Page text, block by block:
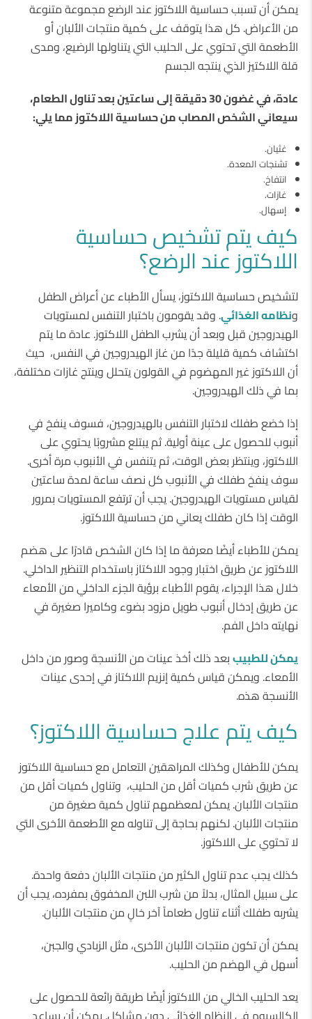
يمكن أن تسبب حساسية اللاكتوز عند الرضع مجموعة متنوعة
من الأعراض. كل هذا يتوقف على كمية منتجات الألبان أو
الأطعمة التي تحتوي على الحليب التي يتناولها الرضيع، ومدى
قلة اللاكتيز الذي ينتجه الجسم
عادة، في غضون 30 دقيقة إلى ساعتين بعد تناول الطعام،
سيعاني الشخص المصاب من حساسية اللاكتوز مما يلي:
غثيان.
تشنجات المعدة.
انتفاخ.
غازات.
إسهال.
كيف يتم تشخيص حساسية
اللاكتوز عند الرضع؟
لتشخيص حساسية اللاكتوز، يسأل الأطباء عن أعراض الطفل
ونظامه الغذائي. وقد يقومون باختبار التنفس لمستويات
الهيدروجين قبل وبعد أن يشرب الطفل اللاكتوز. عادة ما يتم
اكتشاف كمية قليلة جدًا من غاز الهيدروجين في النفس، حيث
أن اللاكتوز غير المهضوم في القولون يتحلل وينتج غازات مختلفة،
بما في ذلك الهيدروجين.
إذا خضع طفلك لاختبار التنفس بالهيدروجين، فسوف ينفخ في
أنبوب للحصول على عينة أولية. ثم يبتلع مشروبًا يحتوي على
اللاكتوز، وينتظر بعض الوقت، ثم يتنفس في الأنبوب مرة أخرى.
سوف ينفخ طفلك في الأنبوب كل نصف ساعة لمدة ساعتين
لقياس مستويات الهيدروجين. يجب أن ترتفع المستويات بمرور
الوقت إذا كان طفلك يعاني من حساسية اللاكتوز.
يمكن للأطباء أيضًا معرفة ما إذا كان الشخص قادرًا على هضم
اللاكتوز عن طريق اختبار وجود اللاكتاز باستخدام التنظير الداخلي.
خلال هذا الإجراء، يقوم الأطباء برؤية الجزء الداخلي من الأمعاء
عن طريق إدخال أنبوب طويل مزود بضوء وكاميرا صغيرة في
نهايته داخل الفم.
يمكن للطبيببعد ذلك أخذ عينات من الأنسجة وصور من داخل
الأمعاء. ويمكن قياس كمية إنزيم اللاكتاز في إحدى عينات
الأنسجة هذه.
كيف يتم علاج حساسية اللاكتوز؟
يمكن للأطفال وكذلك المراهقين التعامل مع حساسية اللاكتوز
عن طريق شرب كميات أقل من الحليب، وتناول كميات أقل من
منتجات الألبان. يمكن لمعظمهم تناول كمية صغيرة من
منتجات الألبان. لكنهم بحاجة إلى تناوله مع الأطعمة الأخرى التي
لا تحتوي على اللاكتوز.
كذلك يجب عدم تناول الكثير من منتجات الألبان دفعة واحدة.
على سبيل المثال، بدلاً من شرب اللبن المخفوق بمفرده، يجب أن
يشربه طفلك أثناء تناول طعاماً آخر خالٍ من منتجات الألبان.
يمكن أن تكون منتجات الألبان الأخرى، مثل الزبادي والجبن،
أسهل في الهضم من الحليب.
يعد الحليب الخالي من اللاكتوز أيضًا طريقة رائعة للحصول على